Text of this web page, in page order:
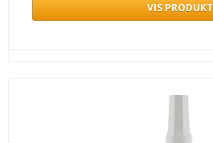
VIS PRODUKT